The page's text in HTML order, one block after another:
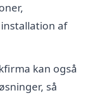
af
kan også
så